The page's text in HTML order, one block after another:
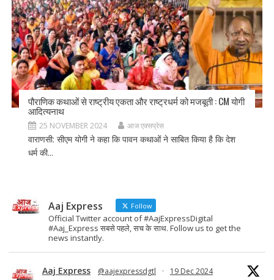
पौराणिक कथाओं से राष्ट्रीय एकता और राष्ट्रधर्म को मजबूती : CM योगी
आदित्यनाथ
25 NOVEMBER 2024 आज एक्सप्रेस
वाराणसी: सीएम योगी ने कहा कि पावन कथाओं ने साबित किया है कि देश
धर्म की...
Aaj Express Follow
Official Twitter account of #AajExpressDigital
#Aaj_Express सबसे पहले, सच के साथ. Follow us to get the
news instantly.
Aaj Express @aajexpressdgtl · 19 Dec 2024